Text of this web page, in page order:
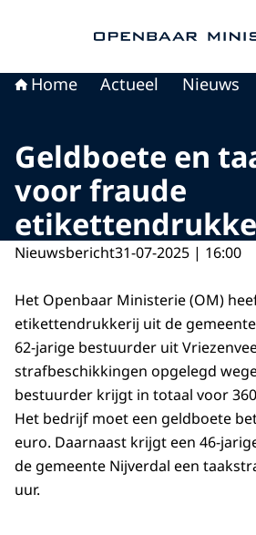
Home Actueel Nieuws
Geldboete en
voor fraude
Nieuwsbericht31-07-2025 | 16:00
Het Openbaar Ministerie (OM)
etikettendrukkerij uit de
62-jarige bestuurder uit
strafbeschikkingen opgelegd
bestuurder krijgt in totaal voor
Het bedrijf moet een geldboete
euro. Daarnaast krijgt een 46-
de gemeente Nijverdal een
uur.